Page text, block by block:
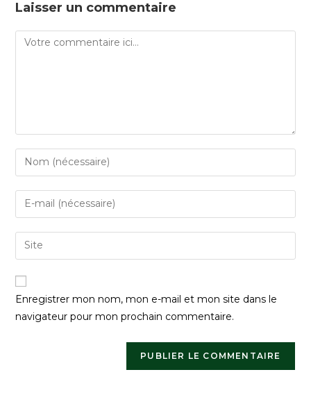
Laisser un commentaire
Enregistrer mon nom, mon e-mail et mon site dans le
navigateur pour mon prochain commentaire.